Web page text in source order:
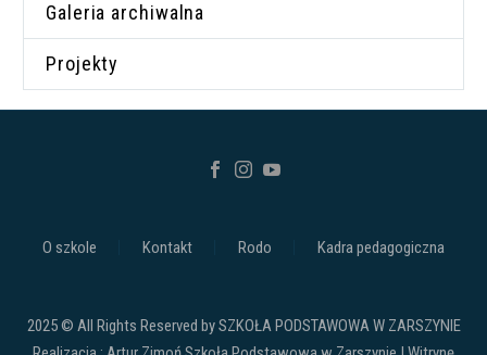
Galeria archiwalna
Projekty
O szkole Kontakt Rodo Kadra pedagogiczna
2025 © All Rights Reserved by SZKOŁA PODSTAWOWA W ZARSZYNIE